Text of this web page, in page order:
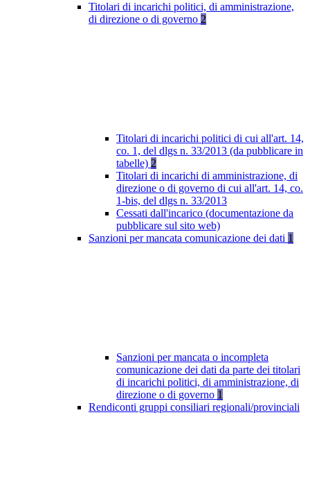
Titolari di incarichi politici, di amministrazione,
di direzione o di governo 2
Titolari di incarichi politici di cui all'art. 14,
co. 1, del dlgs n. 33/2013 (da pubblicare in
tabelle) 2
Titolari di incarichi di amministrazione, di
direzione o di governo di cui all'art. 14, co.
1-bis, del dlgs n. 33/2013
Cessati dall'incarico (documentazione da
pubblicare sul sito web)
Sanzioni per mancata comunicazione dei dati 1
Sanzioni per mancata o incompleta
comunicazione dei dati da parte dei titolari
di incarichi politici, di amministrazione, di
direzione o di governo 1
Rendiconti gruppi consiliari regionali/provinciali